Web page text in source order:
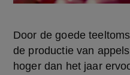
Door de goede
de productie van
hoger dan het jaar